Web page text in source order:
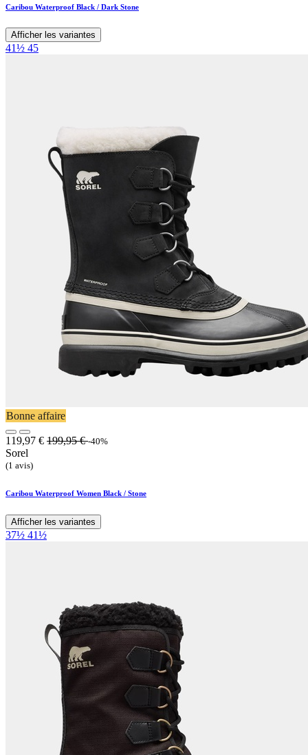
Caribou Waterproof Black / Dark Stone
Afficher les variantes
41½ 45
Bonne affaire
119,97 € 199,95€ -40%
Sorel
(1 avis)
Caribou Waterproof Women Black / Stone
Afficher les variantes
37½ 41½